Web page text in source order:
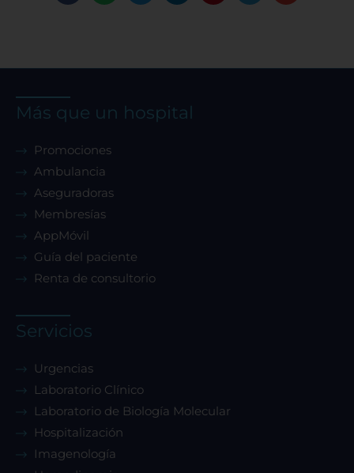
Más que un hospital
Promociones
Ambulancia
Aseguradoras
Membresías
AppMóvil
Guía del paciente
Renta de consultorio
Servicios
Urgencias
Laboratorio Clínico
Laboratorio de Biología Molecular
Hospitalización
Imagenología